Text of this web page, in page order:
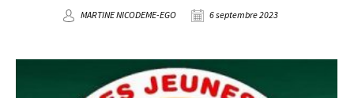
MARTINE NICODEME-EGO 6 septembre 2023